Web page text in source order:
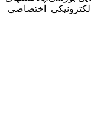
اختصاصی